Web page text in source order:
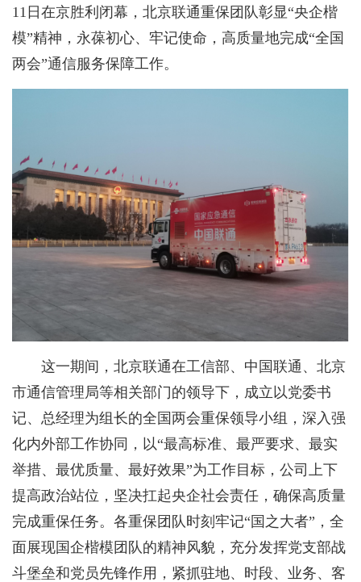
11日在京胜利闭幕，北京联通重保团队彰显“央企楷
模”精神，永葆初心、牢记使命，高质量地完成“全国
两会”通信服务保障工作。
这一期间，北京联通在工信部、中国联通、北京
市通信管理局等相关部门的领导下，成立以党委书
记、总经理为组长的全国两会重保领导小组，深入强
化内外部工作协同，以“最高标准、最严要求、最实
举措、最优质量、最好效果”为工作目标，公司上下
提高政治站位，坚决扛起央企社会责任，确保高质量
完成重保任务。各重保团队时刻牢记“国之大者”，全
面展现国企楷模团队的精神风貌，充分发挥党支部战
斗堡垒和党员先锋作用，紧抓驻地、时段、业务、客